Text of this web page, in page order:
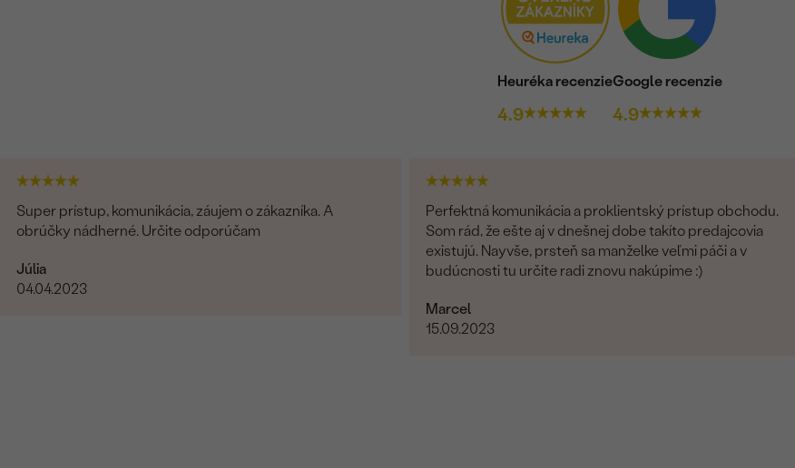
Heuréka recenzie
4.9
Google recenzie
4.9
Super prístup, komunikácia, záujem o zákazníka. A
obrúčky nádherné. Určite odporúčam
Júlia
04.04.2023
Perfektná komunikácia a proklientský prístup obchodu.
Som rád, že ešte aj v dnešnej dobe takíto predajcovia
existujú. Nayvše, prsteň sa manželke veľmi páči a v
budúcnosti tu určite radi znovu nakúpime :)
Marcel
15.09.2023